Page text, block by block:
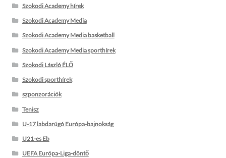
Szokodi Academy hírek
Szokodi Academy Media
Szokodi Academy Media basketball
Szokodi Academy Media sporthírek
Szokodi László ÉLŐ
Szokodi sporthírek
szponzorációk
Tenisz
U-17 labdarúgó Európa-bajnokság
U21-es Eb
UEFA Európa-Liga-döntő